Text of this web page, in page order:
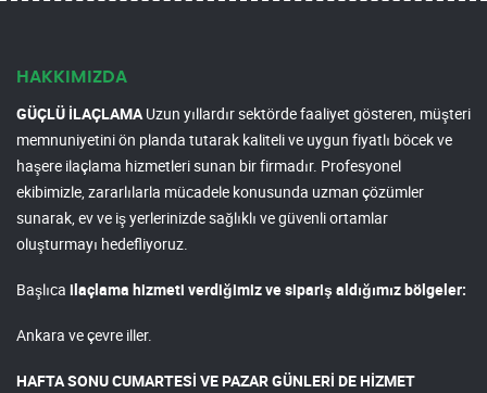
HAKKIMIZDA
GÜÇLÜ İLAÇLAMAUzun yıllardır sektörde faaliyet gösteren, müşteri
memnuniyetini ön planda tutarak kaliteli ve uygun fiyatlı böcek ve
haşere ilaçlama hizmetleri sunan bir firmadır. Profesyonel
ekibimizle, zararlılarla mücadele konusunda uzman çözümler
sunarak, ev ve iş yerlerinizde sağlıklı ve güvenli ortamlar
oluşturmayı hedefliyoruz.
Başlıca ilaçlama hizmeti verdiğimiz ve sipariş aldığımız bölgeler:
Ankara ve çevre iller.
HAFTA SONU CUMARTESİ VE PAZAR GÜNLERİ DE HİZMET